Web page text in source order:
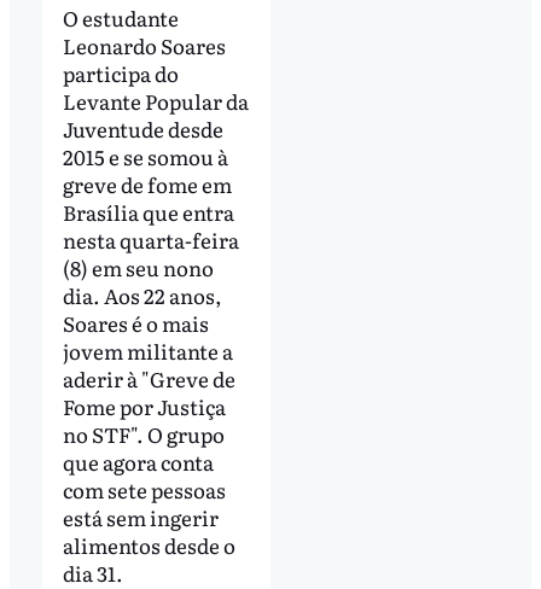
O estudante
Leonardo Soares
participa do
Levante Popular da
Juventude desde
2015 e se somou à
greve de fome em
Brasília que entra
nesta quarta-feira
(8) em seu nono
dia. Aos 22 anos,
Soares é o mais
jovem militante a
aderir à "Greve de
Fome por Justiça
no STF". O grupo
que agora conta
com sete pessoas
está sem ingerir
alimentos desde o
dia 31.